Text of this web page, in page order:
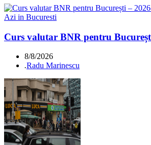
Azi in Bucuresti
Curs valutar BNR pentru
8/8/2026
.Radu Marinescu